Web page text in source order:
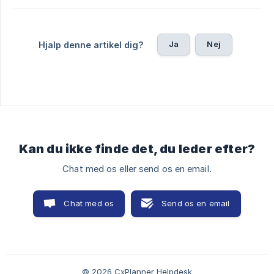
Hjalp denne artikel dig? Ja Nej
Kan du ikke finde det, du leder efter?
Chat med os eller send os en email.
Chat med os Send os en email
© 2026 CxPlanner Helpdesk